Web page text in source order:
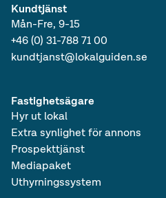
Lediga produktionslokaler i Svealand
Lediga lagerlokaler i Svealand
Lediga verkstäder i Svealand
Lediga logistiklokaler i Svealand
Lediga lagerlokaler i Sverige
Lediga verkstäder i Sverige
Lediga logistiklokaler i Sverige
Lediga lokaler i Sverige
Lediga produktionslokaler
Lediga lagerlokaler
Lediga verkstäder
Kundtjänst
Mån-Fre, 9-15
+46 (0) 31-788 71 00
kundtjanst@lokalguiden.se
Fastighetsägare
Hyr ut lokal
Extra synlighet för annons
Prospekttjänst
Mediapaket
Uthyrningssystem